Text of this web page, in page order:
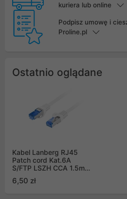
kuriera lub online
Podpisz umowę i
Proline.pl
Ostatnio oglądane
Kabel Lanberg RJ45
Patch cord Kat.6A
S/FTP LSZH CCA 1.5m
6,50 zł